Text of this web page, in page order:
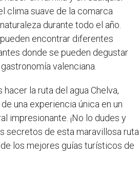
clima suave de la comarca
durante todo el año.
encontrar diferentes
donde se pueden degustar
valenciana.
la ruta del agua Chelva,
una experiencia única en un
impresionante. ¡No lo dudes y
secretos de esta maravillosa ruta
los mejores guías turísticos de